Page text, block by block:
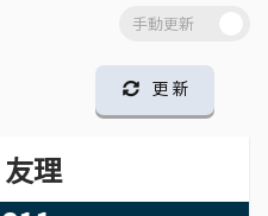
更 新
理